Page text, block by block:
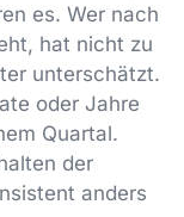
es. Wer nach
hat nicht zu
unterschätzt.
oder Jahre
Quartal.
der
anders